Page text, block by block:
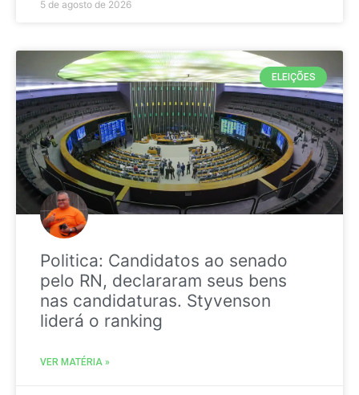
5 de agosto de 2026
ELEIÇÕES
Politica: Candidatos ao senado
pelo RN, declararam seus bens
nas candidaturas. Styvenson
liderá o ranking
VER MATÉRIA »